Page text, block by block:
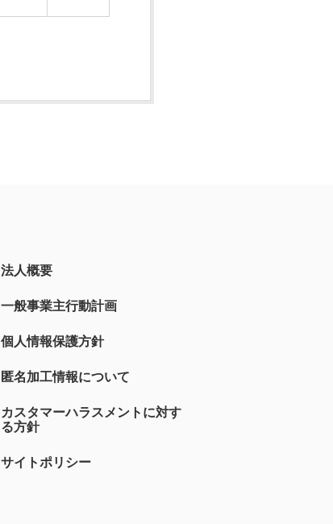
法人概要
一般事業主行動計画
個人情報保護方針
匿名加工情報について
カスタマーハラスメントに対す
る方針
サイトポリシー